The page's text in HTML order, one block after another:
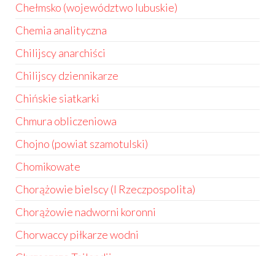
Chełmsko (województwo lubuskie)
Chemia analityczna
Chilijscy anarchiści
Chilijscy dziennikarze
Chińskie siatkarki
Chmura obliczeniowa
Chojno (powiat szamotulski)
Chomikowate
Chorążowie bielscy (I Rzeczpospolita)
Chorążowie nadworni koronni
Chorwaccy piłkarze wodni